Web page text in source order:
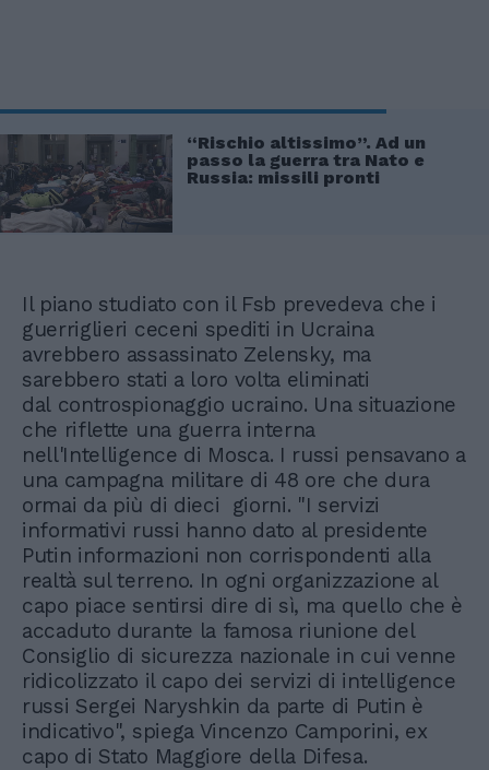
“Rischio altissimo”. Ad un
passo la guerra tra Nato e
Russia: missili pronti
Il piano studiato con il Fsb prevedeva che i
guerriglieri ceceni spediti in Ucraina
avrebbero assassinato Zelensky, ma
sarebbero stati a loro volta eliminati
dal controspionaggio ucraino. Una situazione
che riflette una guerra interna
nell'Intelligence di Mosca. I russi pensavano a
una campagna militare di 48 ore che dura
ormai da più di dieci giorni. "I servizi
informativi russi hanno dato al presidente
Putin informazioni non corrispondenti alla
realtà sul terreno. In ogni organizzazione al
capo piace sentirsi dire di sì, ma quello che è
accaduto durante la famosa riunione del
Consiglio di sicurezza nazionale in cui venne
ridicolizzato il capo dei servizi di intelligence
russi Sergei Naryshkin da parte di Putin è
indicativo", spiega Vincenzo Camporini, ex
capo di Stato Maggiore della Difesa.